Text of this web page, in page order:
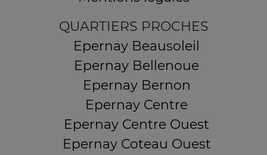
QUARTIERS PROCHES
Epernay Beausoleil
Epernay Bellenoue
Epernay Bernon
Epernay Centre
Epernay Centre Ouest
Epernay Coteau Ouest